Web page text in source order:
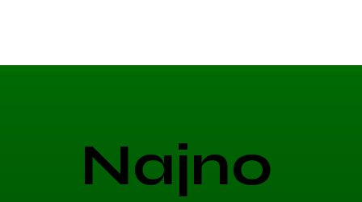
Najno